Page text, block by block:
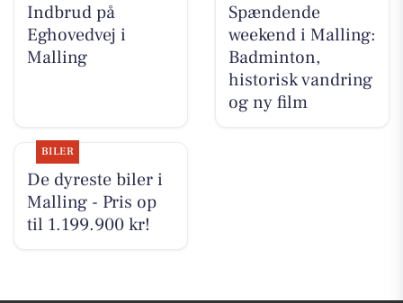
Indbrud på
Eghovedvej i
Malling
Spændende
weekend i Malling:
Badminton,
historisk vandring
og ny film
BILER
De dyreste biler i
Malling - Pris op
til 1.199.900 kr!